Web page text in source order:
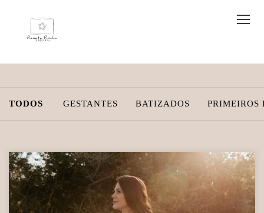
TODOS GESTANTES BATIZADOS PRIMEIROS